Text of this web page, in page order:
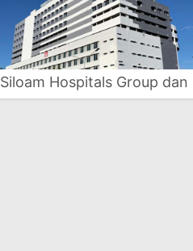
Siloam Hospitals Group